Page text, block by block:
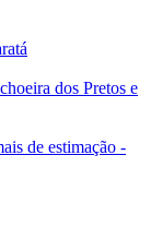
dos Pretos e
de estimação -